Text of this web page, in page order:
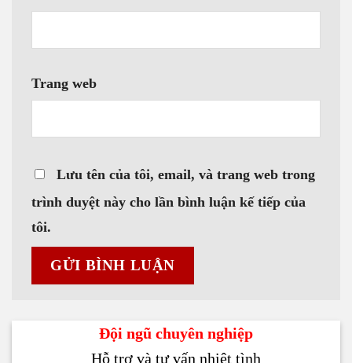
Trang web
Lưu tên của tôi, email, và trang web trong
trình duyệt này cho lần bình luận kế tiếp của
tôi.
Đội ngũ chuyên nghiệp
Hỗ trợ và tư vấn nhiệt tình